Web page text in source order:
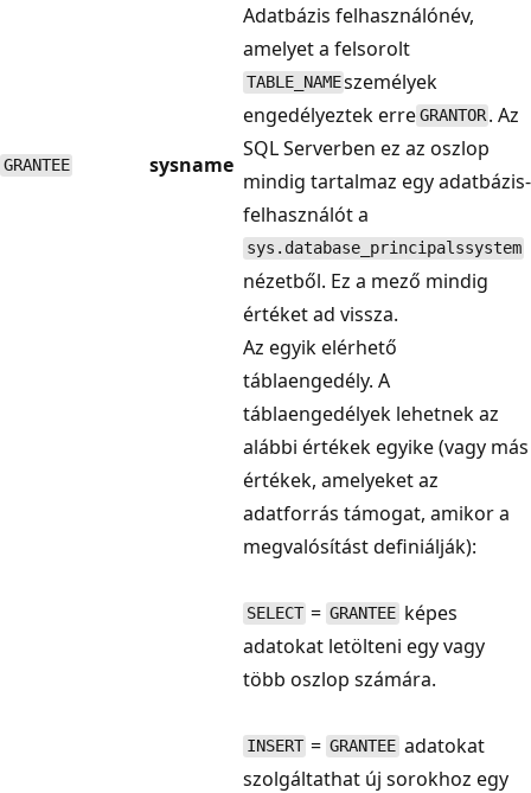
GRANTEE sysname
Adatbázis felhasználónév,
amelyet a felsorolt
TABLE_NAMEszemélyek
engedélyeztek erreGRANTOR . Az
SQL Serverben ez az oszlop
mindig tartalmaz egy adatbázis-
felhasználót a
sys.database_principalssystem
nézetből. Ez a mező mindig
értéket ad vissza.
Az egyik elérhető
táblaengedély. A
táblaengedélyek lehetnek az
alábbi értékek egyike (vagy más
értékek, amelyeket az
adatforrás támogat, amikor a
megvalósítást definiálják):
SELECT = GRANTEE képes
adatokat letölteni egy vagy
több oszlop számára.
INSERT = GRANTEE adatokat
szolgáltathat új sorokhoz egy